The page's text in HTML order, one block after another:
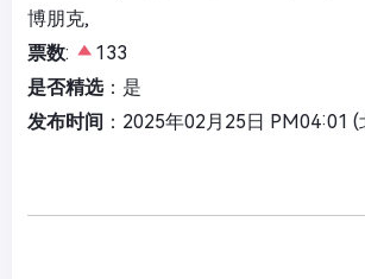
博朋克,
票数:
133
是否精选：是
发布时间 ：2025年02月25日 PM04:01 (